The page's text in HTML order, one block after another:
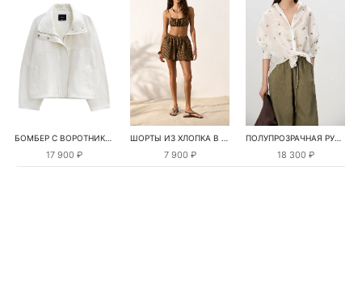
БОМБЕР С ВОРОТНИКОМ-СТОЙКОЙ
17 900 ₽
ШОРТЫ ИЗ ХЛОПКА В КЛЕТКУ
7 900 ₽
ПОЛУПРОЗРАЧНАЯ РУБАШКА С РОМАШКАМИ
18 300 ₽